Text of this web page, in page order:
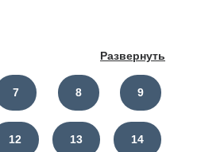
Развернуть
7 8 9
12 13 14